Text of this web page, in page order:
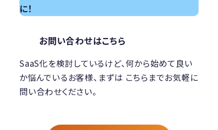
に！
お問い合わせはこちら
SaaS化を検討しているけど、何から始めて良い
か悩んでいるお客様、まずは こちらまでお気軽に
問い合わせください。